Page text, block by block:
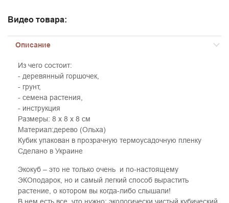
Видео товара:
Описание
Из чего состоит:
- деревянный горшочек,
- грунт,
- семена растения,
- инструкция
Размеры: 8 х 8 х 8 см
Материал:дерево (Ольха)
Кубик упакован в прозрачную термоусадочную пленку
Сделано в Украине
Экокуб – это не только очень и по-настоящему
ЭКОподарок, но и самый легкий способ вырастить
растение, о котором вы когда-либо слышали!